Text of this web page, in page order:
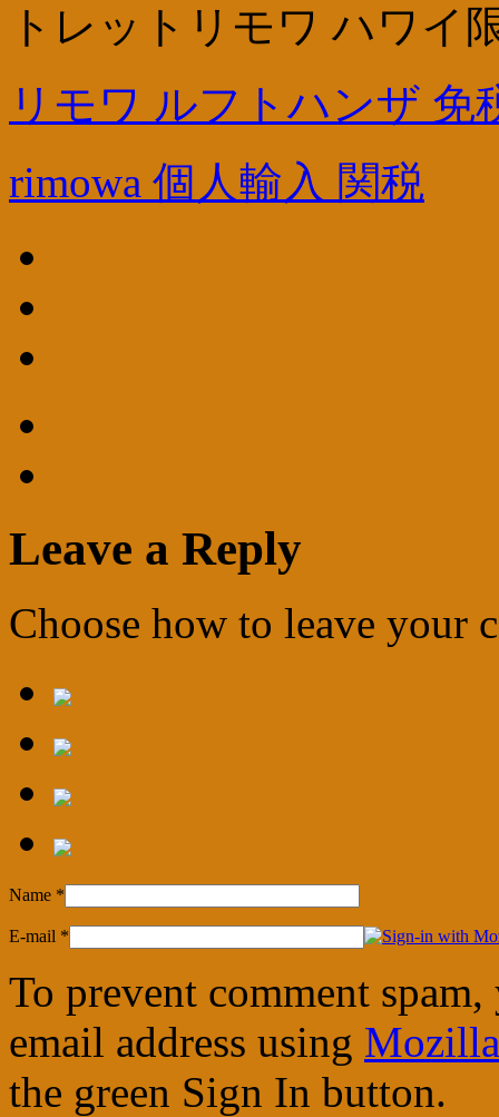
トレットリモワ ハワイ
リモワ ルフトハンザ 免
rimowa 個人輸入 関税
Leave a Reply
Choose how to leave your
Name *
E-mail *
To prevent comment
email address using
the green Sign In button.